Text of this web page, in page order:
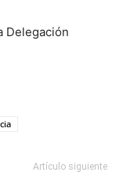
Delegación
Artículo siguiente